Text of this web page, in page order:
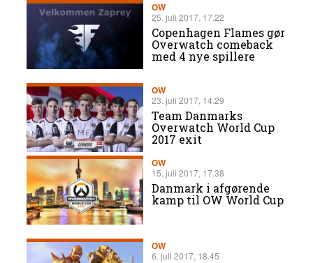
OW
25. juli 2017, 17.22
Copenhagen Flames gør
Overwatch comeback
med 4 nye spillere
OW
23. juli 2017, 14.29
Team Danmarks
Overwatch World Cup
2017 exit
OW
15. juli 2017, 17.38
Danmark i afgørende
kamp til OW World Cup
OW
6. juli 2017, 18.45